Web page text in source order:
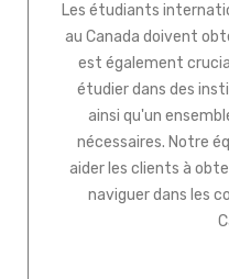
Les étudiants
au Canada doivent
est également
étudier dans des
ainsi qu'un
nécessaires. Notre
aider les clients à
naviguer dans les